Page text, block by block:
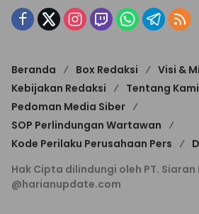
Beranda Box Redaksi
Visi &
Kebijakan Redaksi
Tentang Kami
Pedoman Media Siber
SOP Perlindungan Wartawan
Kode Perilaku Perusahaan Pers
Hak Cipta dilindungi oleh PT. Siaran
@harianupdate.com